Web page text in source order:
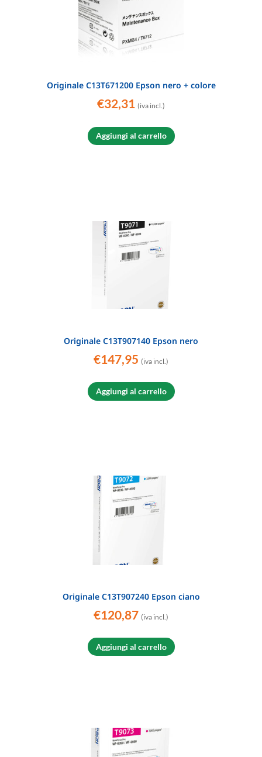
Originale C13T671200 Epson nero + colore
€32,31 (iva incl.)
Aggiungi al carrello
Originale C13T907140 Epson nero
€147,95 (iva incl.)
Aggiungi al carrello
Originale C13T907240 Epson ciano
€120,87 (iva incl.)
Aggiungi al carrello